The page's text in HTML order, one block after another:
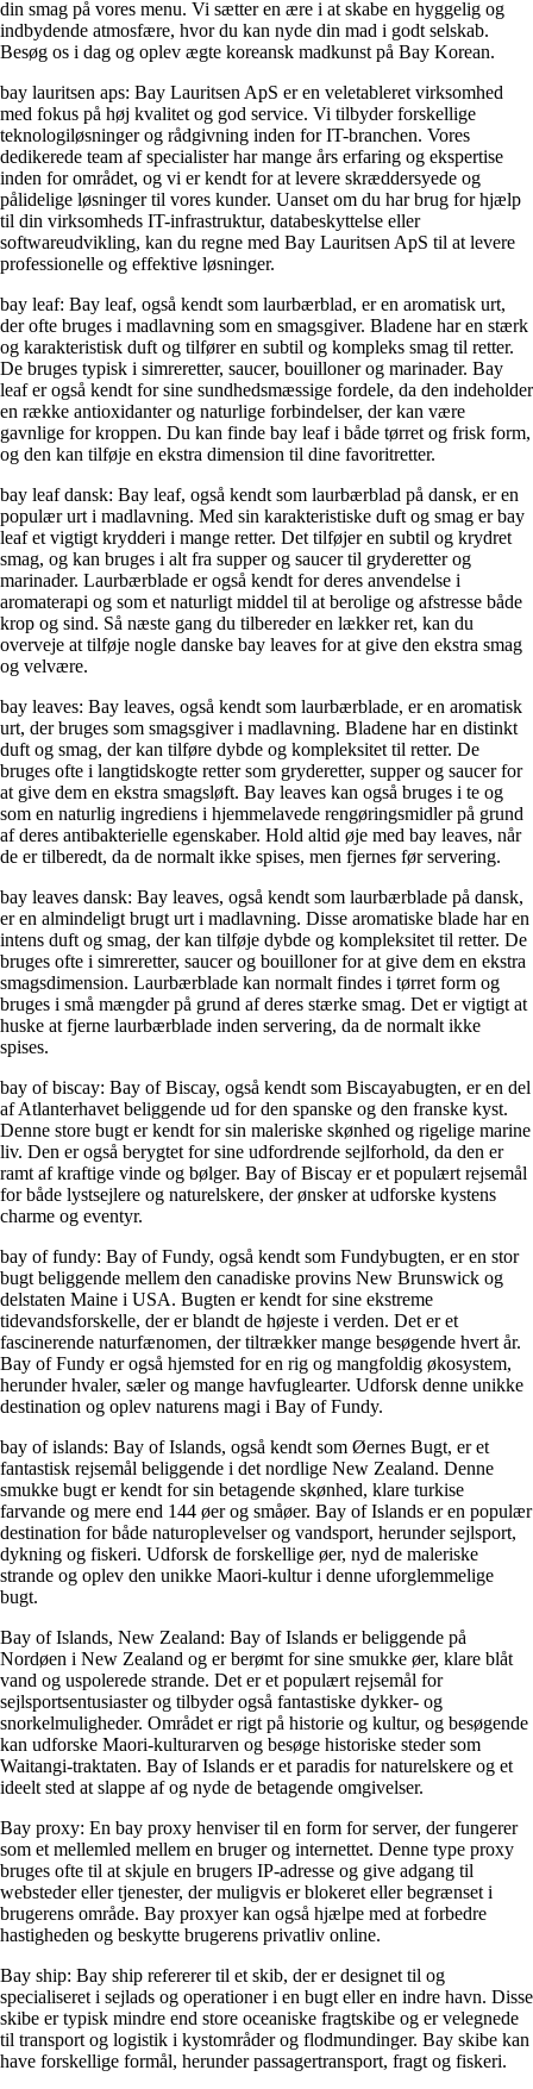
din smag på vores menu. Vi sætter en ære i at skabe en hyggelig og
indbydende atmosfære, hvor du kan nyde din mad i godt selskab.
Besøg os i dag og oplev ægte koreansk madkunst på Bay Korean.
bay lauritsen aps: Bay Lauritsen ApS er en veletableret virksomhed
med fokus på høj kvalitet og god service. Vi tilbyder forskellige
teknologiløsninger og rådgivning inden for IT-branchen. Vores
dedikerede team af specialister har mange års erfaring og ekspertise
inden for området, og vi er kendt for at levere skræddersyede og
pålidelige løsninger til vores kunder. Uanset om du har brug for hjælp
til din virksomheds IT-infrastruktur, databeskyttelse eller
softwareudvikling, kan du regne med Bay Lauritsen ApS til at levere
professionelle og effektive løsninger.
bay leaf: Bay leaf, også kendt som laurbærblad, er en aromatisk urt,
der ofte bruges i madlavning som en smagsgiver. Bladene har en stærk
og karakteristisk duft og tilfører en subtil og kompleks smag til retter.
De bruges typisk i simreretter, saucer, bouilloner og marinader. Bay
leaf er også kendt for sine sundhedsmæssige fordele, da den indeholder
en række antioxidanter og naturlige forbindelser, der kan være
gavnlige for kroppen. Du kan finde bay leaf i både tørret og frisk form,
og den kan tilføje en ekstra dimension til dine favoritretter.
bay leaf dansk: Bay leaf, også kendt som laurbærblad på dansk, er en
populær urt i madlavning. Med sin karakteristiske duft og smag er bay
leaf et vigtigt krydderi i mange retter. Det tilføjer en subtil og krydret
smag, og kan bruges i alt fra supper og saucer til gryderetter og
marinader. Laurbærblade er også kendt for deres anvendelse i
aromaterapi og som et naturligt middel til at berolige og afstresse både
krop og sind. Så næste gang du tilbereder en lækker ret, kan du
overveje at tilføje nogle danske bay leaves for at give den ekstra smag
og velvære.
bay leaves: Bay leaves, også kendt som laurbærblade, er en aromatisk
urt, der bruges som smagsgiver i madlavning. Bladene har en distinkt
duft og smag, der kan tilføre dybde og kompleksitet til retter. De
bruges ofte i langtidskogte retter som gryderetter, supper og saucer for
at give dem en ekstra smagsløft. Bay leaves kan også bruges i te og
som en naturlig ingrediens i hjemmelavede rengøringsmidler på grund
af deres antibakterielle egenskaber. Hold altid øje med bay leaves, når
de er tilberedt, da de normalt ikke spises, men fjernes før servering.
bay leaves dansk: Bay leaves, også kendt som laurbærblade på dansk,
er en almindeligt brugt urt i madlavning. Disse aromatiske blade har en
intens duft og smag, der kan tilføje dybde og kompleksitet til retter. De
bruges ofte i simreretter, saucer og bouilloner for at give dem en ekstra
smagsdimension. Laurbærblade kan normalt findes i tørret form og
bruges i små mængder på grund af deres stærke smag. Det er vigtigt at
huske at fjerne laurbærblade inden servering, da de normalt ikke
spises.
bay of biscay: Bay of Biscay, også kendt som Biscayabugten, er en del
af Atlanterhavet beliggende ud for den spanske og den franske kyst.
Denne store bugt er kendt for sin maleriske skønhed og rigelige marine
liv. Den er også berygtet for sine udfordrende sejlforhold, da den er
ramt af kraftige vinde og bølger. Bay of Biscay er et populært rejsemål
for både lystsejlere og naturelskere, der ønsker at udforske kystens
charme og eventyr.
bay of fundy: Bay of Fundy, også kendt som Fundybugten, er en stor
bugt beliggende mellem den canadiske provins New Brunswick og
delstaten Maine i USA. Bugten er kendt for sine ekstreme
tidevandsforskelle, der er blandt de højeste i verden. Det er et
fascinerende naturfænomen, der tiltrækker mange besøgende hvert år.
Bay of Fundy er også hjemsted for en rig og mangfoldig økosystem,
herunder hvaler, sæler og mange havfuglearter. Udforsk denne unikke
destination og oplev naturens magi i Bay of Fundy.
bay of islands: Bay of Islands, også kendt som Øernes Bugt, er et
fantastisk rejsemål beliggende i det nordlige New Zealand. Denne
smukke bugt er kendt for sin betagende skønhed, klare turkise
farvande og mere end 144 øer og småøer. Bay of Islands er en populær
destination for både naturoplevelser og vandsport, herunder sejlsport,
dykning og fiskeri. Udforsk de forskellige øer, nyd de maleriske
strande og oplev den unikke Maori-kultur i denne uforglemmelige
bugt.
Bay of Islands, New Zealand: Bay of Islands er beliggende på
Nordøen i New Zealand og er berømt for sine smukke øer, klare blåt
vand og uspolerede strande. Det er et populært rejsemål for
sejlsportsentusiaster og tilbyder også fantastiske dykker- og
snorkelmuligheder. Området er rigt på historie og kultur, og besøgende
kan udforske Maori-kulturarven og besøge historiske steder som
Waitangi-traktaten. Bay of Islands er et paradis for naturelskere og et
ideelt sted at slappe af og nyde de betagende omgivelser.
Bay proxy: En bay proxy henviser til en form for server, der fungerer
som et mellemled mellem en bruger og internettet. Denne type proxy
bruges ofte til at skjule en brugers IP-adresse og give adgang til
websteder eller tjenester, der muligvis er blokeret eller begrænset i
brugerens område. Bay proxyer kan også hjælpe med at forbedre
hastigheden og beskytte brugerens privatliv online.
Bay ship: Bay ship refererer til et skib, der er designet til og
specialiseret i sejlads og operationer i en bugt eller en indre havn. Disse
skibe er typisk mindre end store oceaniske fragtskibe og er velegnede
til transport og logistik i kystområder og flodmundinger. Bay skibe kan
have forskellige formål, herunder passagertransport, fragt og fiskeri.